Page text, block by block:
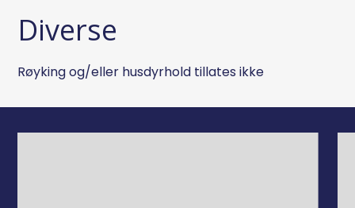
Diverse
Røyking og/eller husdyrhold tillates ikke